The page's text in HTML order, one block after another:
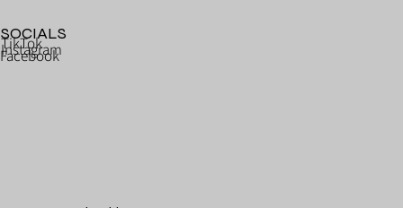
SOCIALS
TikTok
Instagram
Facebook